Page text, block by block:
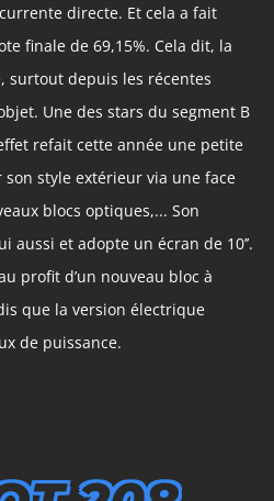
directe. Et cela a fait
finale de 69,15%. Cela dit, la
surtout depuis les récentes
Une des stars du segment B
refait cette année une petite
style extérieur via une face
blocs optiques,... Son
aussi et adopte un écran de 10’’.
profit d’un nouveau bloc à
que la version électrique
de puissance.